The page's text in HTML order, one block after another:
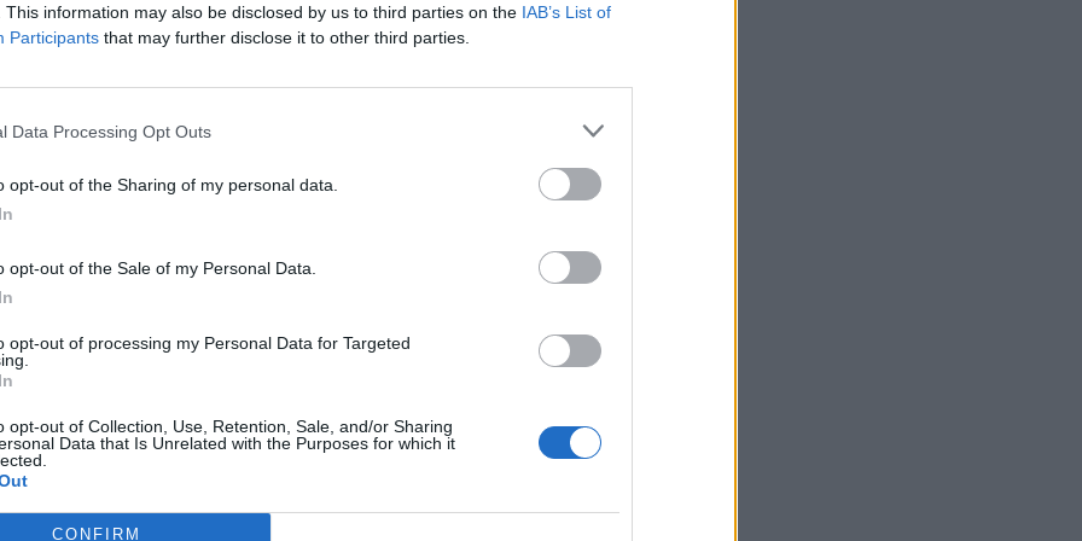
This information may also be disclosed by us to third parties on the IAB’s List of
Participants that may further disclose it to other third parties.
Data Processing Opt Outs
opt-out of the Sharing of my personal data.
opt-out of the Sale of my Personal Data.
opt-out of processing my Personal Data for Targeted
opt-out of Collection, Use, Retention, Sale, and/or Sharing
Data that Is Unrelated with the Purposes for which it
CONFIRM
12:31
Καμίνη κατά Καμμένου: “Έκανε άβατο
έκανε ο δήμαρχος Αθηναίων Γιώργος Καμίνης, στην
κυβέρνηση του ΣΥΡΙΖΑ που εκχώρησε το Υπουργείο Άμυνας
θέρετρα των ΕΔ “στρατόπεδα
μεταναστών; Ποιος τα ζητά
των ΕΔ που βρίσκονται κοντά στην πρωτεύουσα ζητά με